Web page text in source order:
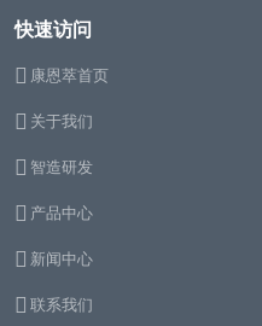
快速访问
康恩萃首页
关于我们
智造研发
产品中心
新闻中心
联系我们